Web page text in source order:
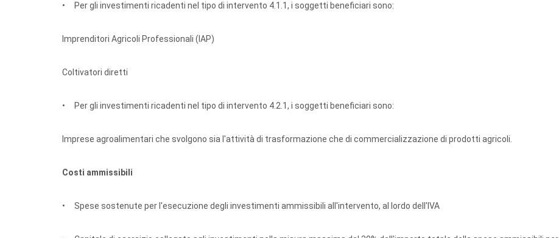
• Per gli investimenti ricadenti nel tipo di intervento 4.1.1, i soggetti beneficiari sono:
Imprenditori Agricoli Professionali (IAP)
Coltivatori diretti
• Per gli investimenti ricadenti nel tipo di intervento 4.2.1, i soggetti beneficiari sono:
Imprese agroalimentari che svolgono sia l'attività di trasformazione che di commercializzazione di prodotti agricoli.
Costi ammissibili
• Spese sostenute per l'esecuzione degli investimenti ammissibili all'intervento, al lordo dell'IVA